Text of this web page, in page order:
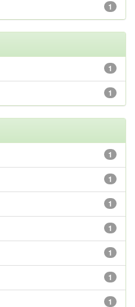
1
1
1
1
1
1
1
1
1
1